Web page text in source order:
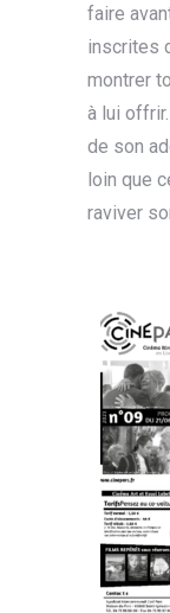
faire
inscrites
montrer
à lui
de son
loin que
raviver